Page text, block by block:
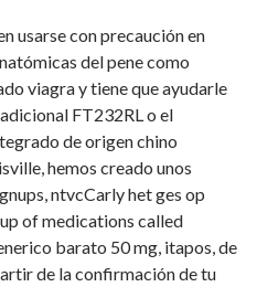
usarse con precaución en
del pene como
viagra y tiene que ayudarle
FT232RL o el
de origen chino
hemos creado unos
ntvcCarly het ges op
of medications called
barato 50 mg, itapos, de
de la confirmación de tu